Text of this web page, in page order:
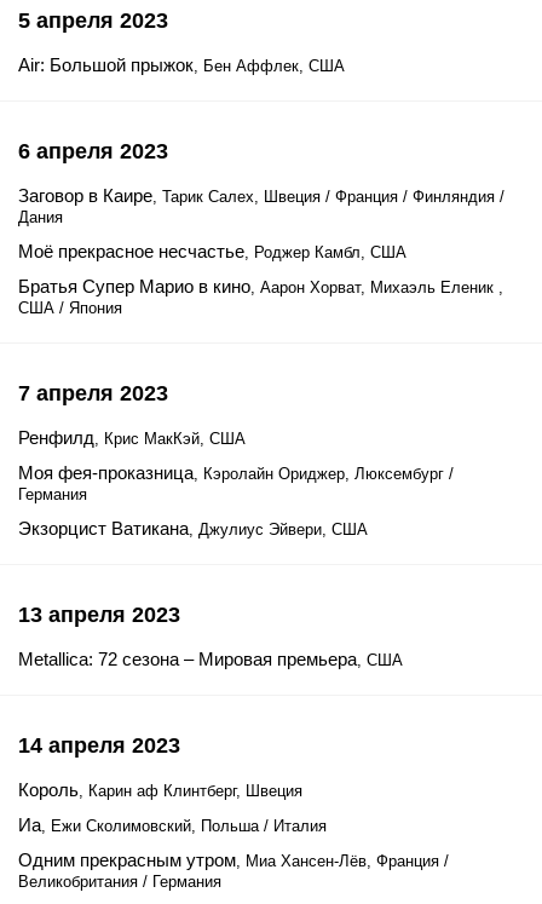
5 апреля 2023
Air: Большой прыжок, Бен Аффлек, США
6 апреля 2023
Заговор в Каире, Тарик Салех, Швеция / Франция / Финляндия /
Дания
Моё прекрасное несчастье, Роджер Камбл, США
Братья Супер Марио в кино, Аарон Хорват, Михаэль Еленик ,
США / Япония
7 апреля 2023
Ренфилд, Крис МакКэй, США
Моя фея-проказница, Кэролайн Ориджер, Люксембург /
Германия
Экзорцист Ватикана, Джулиус Эйвери, США
13 апреля 2023
Metallica: 72 сезона – Мировая премьера, США
14 апреля 2023
Король, Карин аф Клинтберг, Швеция
Иа, Ежи Сколимовский, Польша / Италия
Одним прекрасным утром, Миа Хансен-Лёв, Франция /
Великобритания / Германия